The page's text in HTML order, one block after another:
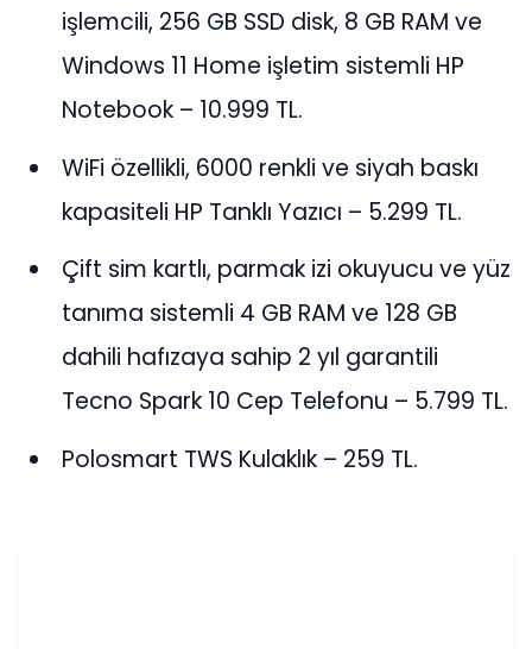
işlemcili, 256 GB SSD disk, 8 GB RAM ve
Windows 11 Home işletim sistemli HP
Notebook – 10.999 TL.
WiFi özellikli, 6000 renkli ve siyah baskı
kapasiteli HP Tanklı Yazıcı – 5.299 TL.
Çift sim kartlı, parmak izi okuyucu ve yüz
tanıma sistemli 4 GB RAM ve 128 GB
dahili hafızaya sahip 2 yıl garantili
Tecno Spark 10 Cep Telefonu – 5.799 TL.
Polosmart TWS Kulaklık – 259 TL.